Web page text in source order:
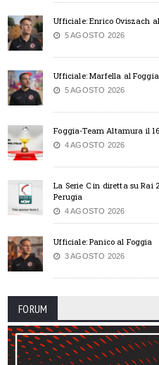
Ufficiale: Enrico Oviszach
5 AGOSTO 2026
Ufficiale: Marfella al Foggia
5 AGOSTO 2026
Foggia-Team Altamura il
4 AGOSTO 2026
La Serie C in diretta su Rai
Perugia
4 AGOSTO 2026
Ufficiale: Panico al Foggia
3 AGOSTO 2026
FORUM